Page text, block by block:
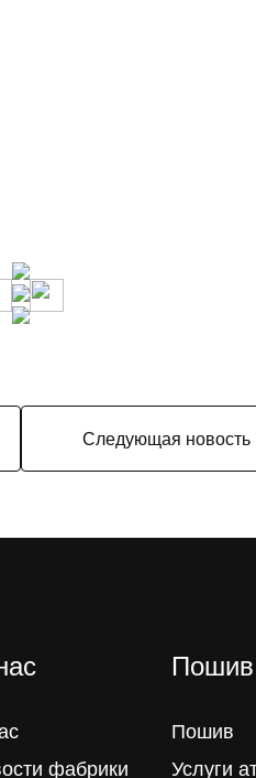
Следующая новость
фабрики
Пошив
Пошив
Услуги